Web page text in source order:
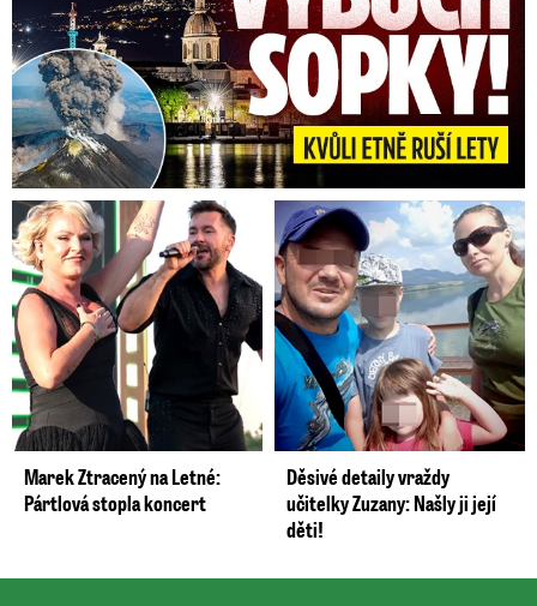
Marek Ztracený na Letné:
Pártlová stopla koncert
Děsivé detaily vraždy
učitelky Zuzany: Našly ji její
děti!